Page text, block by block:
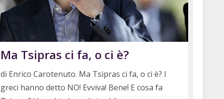
Ma Tsipras ci fa, o ci è?
di Enrico Carotenuto. Ma Tsipras ci fa, o ci è? I
greci hanno detto NO! Evviva! Bene! E cosa fa